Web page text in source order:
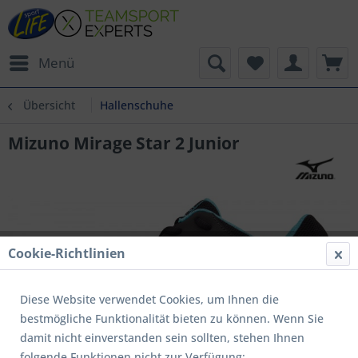
Menü
Übersicht Hallenschuhe
Mizuno Mirage Star 2 Junior
Cookie-Richtlinien
Diese Website verwendet Cookies, um Ihnen die
bestmögliche Funktionalität bieten zu können. Wenn Sie
damit nicht einverstanden sein sollten, stehen Ihnen